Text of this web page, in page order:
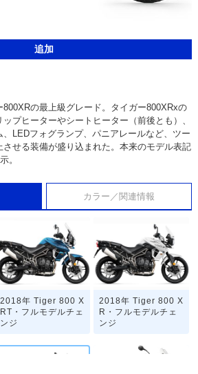
追加
の最上級グレード。タイガー800XRxの
プヒーターやシートヒーター（前後とも）、
LEDフォグランプ、パニアレールなど、ツー
させる装備が盛り込まれた。本来のモデル表記
。
カラー／関連情報
2018年 Tiger 800 X
RT・フルモデルチェ
ンジ
2018年 Tiger 800 X
R・フルモデルチェ
ンジ